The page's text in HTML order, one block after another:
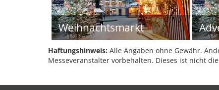
Weihnachtsmarkt
Haftungshinweis: Alle Angaben ohne Gewähr.
Messeveranstalter vorbehalten. Dieses ist nicht